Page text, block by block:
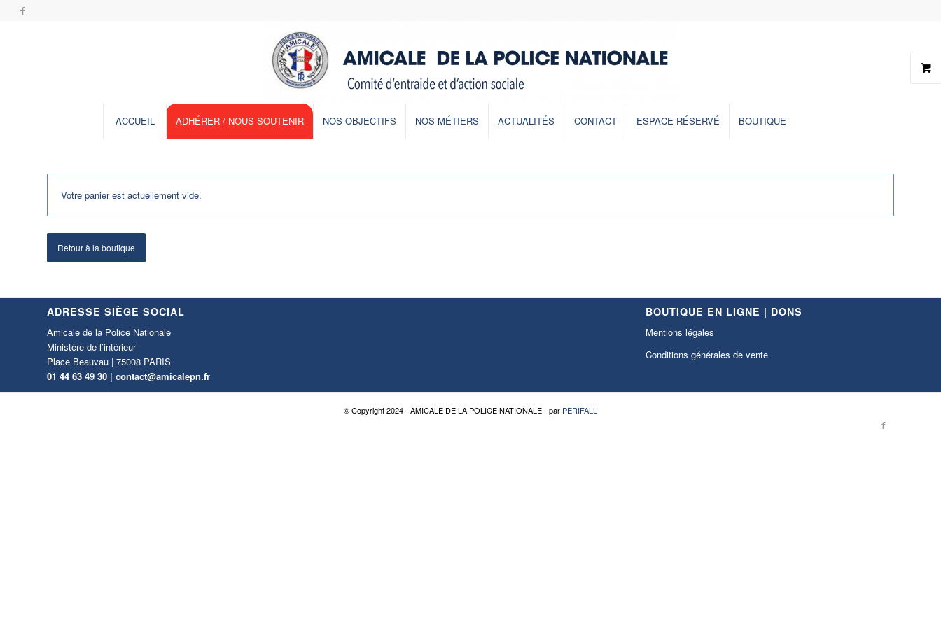
ACCUEIL ADHÉRER / NOUS SOUTENIR NOS OBJECTIFS NOS MÉTIERS ACTUALITÉS CONTACT ESPACE RÉSERVÉ BOUTIQUE
Votre panier est actuellement vide.
Retour à la boutique
ADRESSE SIÈGE SOCIAL
Amicale de la Police Nationale
Ministère de l’intérieur
Place Beauvau | 75008 PARIS
01 44 63 49 30 | contact@amicalepn.fr
BOUTIQUE EN LIGNE | DONS
Mentions légales
Conditions générales de vente
© Copyright 2024 - AMICALE DE LA POLICE NATIONALE - par PERIFALL